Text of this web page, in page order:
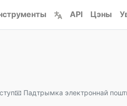
API Цэны
📧 Падтрымка электроннай